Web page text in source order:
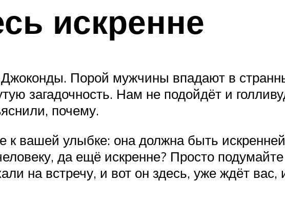
искренне
Порой мужчины впадают в
загадочность. Нам не подойдёт и
почему.
к вашей улыбке: она должна быть
да ещё искренне? Просто
на встречу, и вот он здесь, уже ждёт